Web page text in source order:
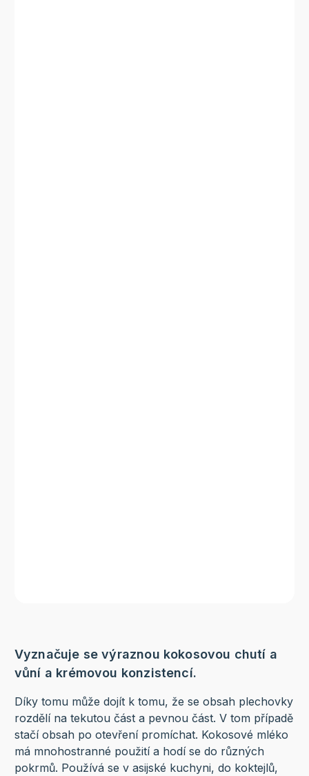
Vyznačuje se výraznou kokosovou chutí a
vůní a krémovou konzistencí.
Díky tomu může dojít k tomu, že se obsah plechovky
rozdělí na tekutou část a pevnou část. V tom případě
stačí obsah po otevření promíchat. Kokosové mléko
má mnohostranné použití a hodí se do různých
pokrmů. Používá se v asijské kuchyni, do koktejlů,